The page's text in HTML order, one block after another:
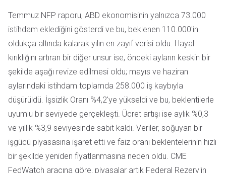
Temmuz NFP raporu, ABD ekonomisinin yalnızca 73.000
istihdam eklediğini gösterdi ve bu, beklenen 110.000'in
oldukça altında kalarak yılın en zayıf verisi oldu. Hayal
kırıklığını artıran bir diğer unsur ise, önceki ayların keskin bir
şekilde aşağı revize edilmesi oldu; mayıs ve haziran
aylarındaki istihdam toplamda 258.000 iş kaybıyla
düşürüldü. İşsizlik Oranı %4,2'ye yükseldi ve bu, beklentilerle
uyumlu bir seviyede gerçekleşti. Ücret artışı ise aylık %0,3
ve yıllık %3,9 seviyesinde sabit kaldı. Veriler, soğuyan bir
işgücü piyasasına işaret etti ve faiz oranı beklentelerinin hızlı
bir şekilde yeniden fiyatlanmasına neden oldu. CME
FedWatch aracına göre, piyasalar artık Federal Rezerv'in